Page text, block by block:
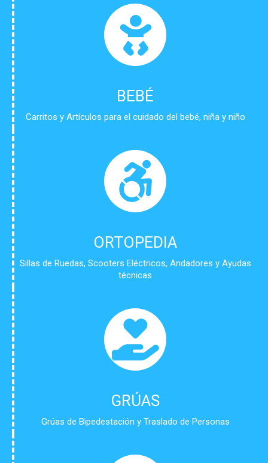
BEBÉ
Carritos y Artículos para el cuidado del bebé, niña y niño
ORTOPEDIA
Sillas de Ruedas, Scooters Eléctricos, Andadores y Ayudas
técnicas
GRÚAS
Grúas de Bipedestación y Traslado de Personas